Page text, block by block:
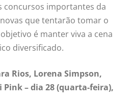
concursos importantes da
novas que tentarão tomar o
é manter viva a cena
diversificado.
Rios, Lorena Simpson,
– dia 28 (quarta-feira),